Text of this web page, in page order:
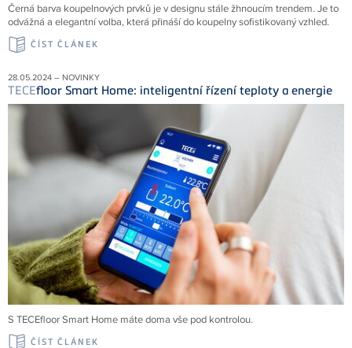
Černá barva koupelnových prvků je v designu stále žhnoucím trendem. Je to
odvážná a elegantní volba, která přináší do koupelny sofistikovaný vzhled.
ČÍST ČLÁNEK
28.05.2024 – NOVINKY
TECEfloor Smart Home: inteligentní řízení teploty a energie
S TECEfloor Smart Home máte doma vše pod kontrolou.
ČÍST ČLÁNEK